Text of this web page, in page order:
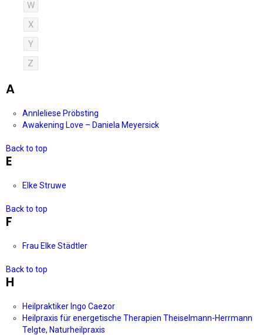
W
X
Y
Z
A
Annleliese Pröbsting
Awakening Love – Daniela Meyersick
Back to top
E
Elke Struwe
Back to top
F
Frau Elke Städtler
Back to top
H
Heilpraktiker Ingo Caezor
Heilpraxis für energetische Therapien Theiselmann-Herrmann
Telgte, Naturheilpraxis